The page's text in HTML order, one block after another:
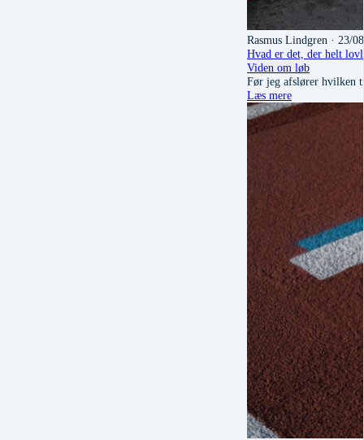
Rasmus Lindgren · 23/
Hvad er det, der helt
Viden om løb
Før jeg afslører hvilken
Læs mere